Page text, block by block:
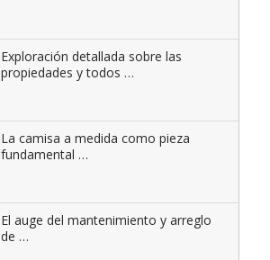
Exploración detallada sobre las
propiedades y todos …
La camisa a medida como pieza
fundamental …
El auge del mantenimiento y arreglo
de …